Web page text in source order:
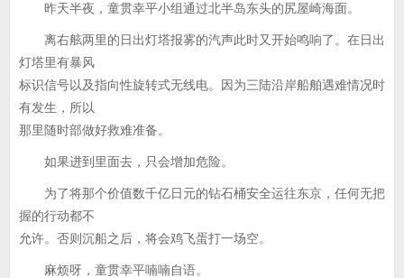
昨天半夜，童贯幸平小组通过北半岛东头的尻屋崎海面。
离右舷两里的日出灯塔报雾的汽声此时又开始鸣响了。在日出
灯塔里有暴风
标识信号以及指向性旋转式无线电。因为三陆沿岸船舶遇难情况时
有发生，所以
那里随时部做好救难准备。
如果进到里面去，只会增加危险。
为了将那个价值数千亿日元的钻石桶安全运往东京，任何无把
握的行动都不
允许。否则沉船之后，将会鸡飞蛋打一场空。
麻烦呀，童贯幸平喃喃自语。